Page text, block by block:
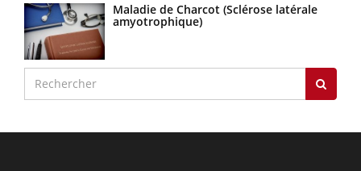
Maladie de Charcot (Sclérose latérale
amyotrophique)